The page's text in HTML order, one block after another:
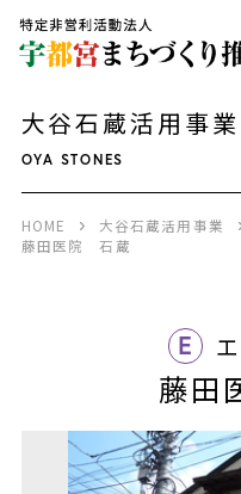
大谷石蔵活用事業
OYA STONES
HOME 大谷石蔵活用事業
藤田医院 石蔵
E
藤田